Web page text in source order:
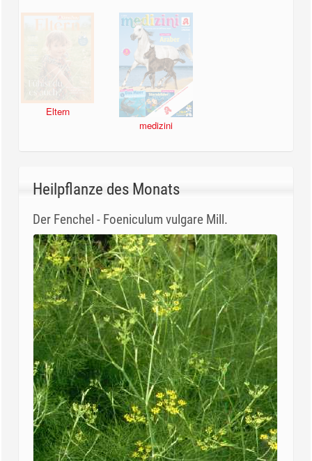
Eltern
medizini
Heilpflanze des Monats
Der Fenchel - Foeniculum vulgare Mill.